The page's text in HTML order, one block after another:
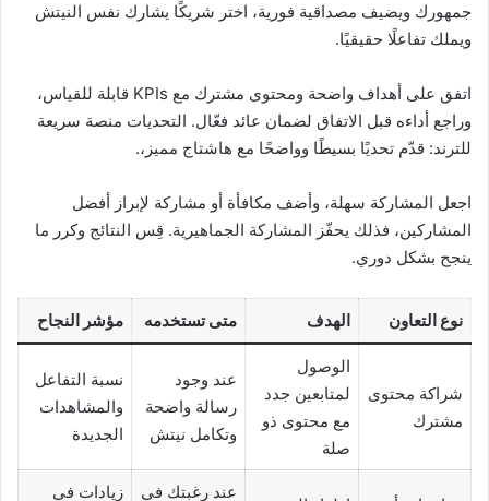
جمهورك ويضيف مصداقية فورية، اختر شريكًا يشارك نفس النيتش
ويملك تفاعلًا حقيقيًا.
اتفق على أهداف واضحة ومحتوى مشترك مع KPIs قابلة للقياس،
وراجع أداءه قبل الاتفاق لضمان عائد فعّال. التحديات منصة سريعة
للترند: قدّم تحديًا بسيطًا وواضحًا مع هاشتاج مميز،.
اجعل المشاركة سهلة، وأضف مكافأة أو مشاركة لإبراز أفضل
المشاركين، فذلك يحفّز المشاركة الجماهيرية. قِس النتائج وكرر ما
ينجح بشكل دوري.
نوع التعاون الهدف متى تستخدمه مؤشر النجاح
شراكة محتوى
مشترك
الوصول
لمتابعين جدد
مع محتوى ذو
صلة
عند وجود
رسالة واضحة
وتكامل نيتش
نسبة التفاعل
والمشاهدات
الجديدة
عند رغبتك في زيادات في